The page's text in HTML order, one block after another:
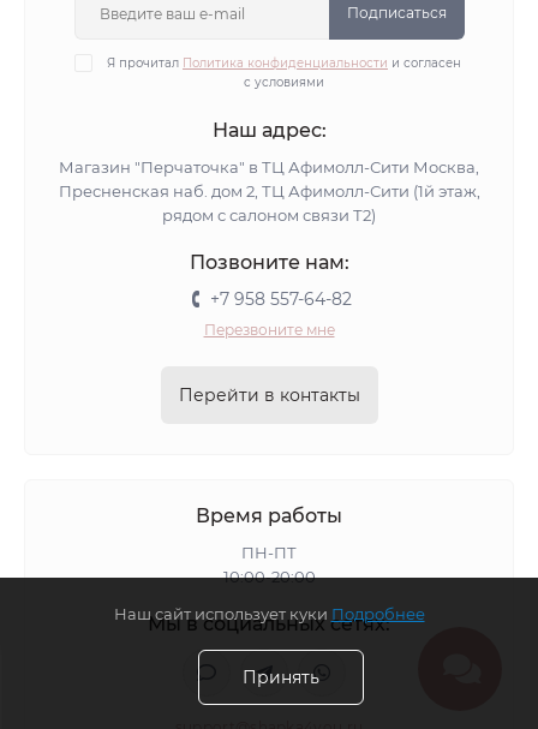
Подписаться
Я прочитал Политика конфиденциальности и согласен
с условиями
Наш адрес:
Магазин "Перчаточка" в ТЦ Афимолл-Сити Москва,
Пресненская наб. дом 2, ТЦ Афимолл-Сити (1й этаж,
рядом с салоном связи Т2)
Позвоните нам:
+7 958 557-64-82
Перезвоните мне
Перейти в контакты
Время работы
ПН-ПТ
10:00-20:00
Мы в социальных сетях:
Наш сайт использует куки Подробнее
Принять